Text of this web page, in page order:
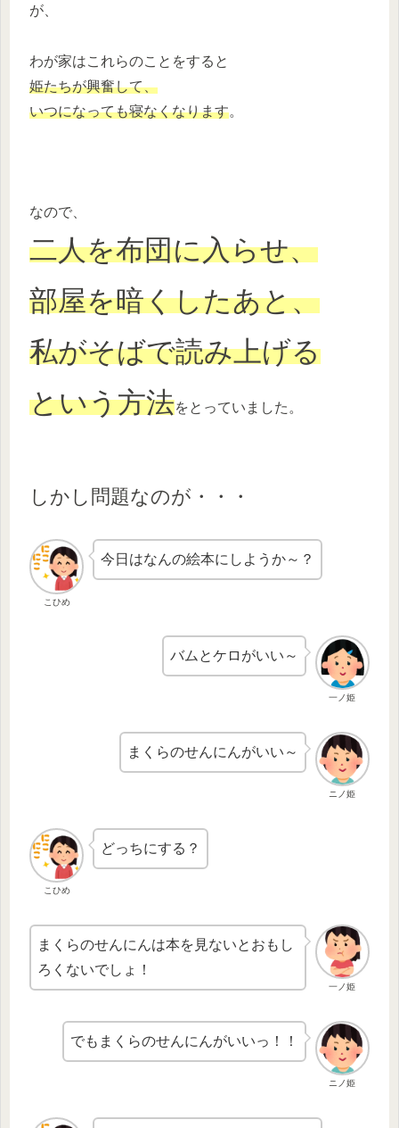
が、
わが家はこれらのことをすると
姫たちが興奮して、
いつになっても寝なくなります。
なので、
二人を布団に入らせ、
部屋を暗くしたあと、
私がそばで読み上げる
という方法をとっていました。
しかし問題なのが・・・
こひめ
今日はなんの絵本にしようか～？
一ノ姫
バムとケロがいい～
ニノ姫
まくらのせんにんがいい～
こひめ
どっちにする？
一ノ姫
まくらのせんにんは本を見ないとおもし
ろくないでしょ！
ニノ姫
でもまくらのせんにんがいいっ！！